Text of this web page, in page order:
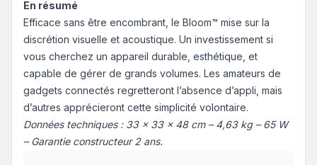
En résumé
Efficace sans être encombrant, le Bloom™ mise sur la
discrétion visuelle et acoustique. Un investissement si
vous cherchez un appareil durable, esthétique, et
capable de gérer de grands volumes. Les amateurs de
gadgets connectés regretteront l’absence d’appli, mais
d’autres apprécieront cette simplicité volontaire.
Données techniques : 33 x 33 x 48 cm – 4,63 kg – 65 W
– Garantie constructeur 2 ans.